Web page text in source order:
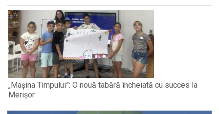
„Mașina Timpului”: O nouă tabără încheiată cu succes la
Merișor